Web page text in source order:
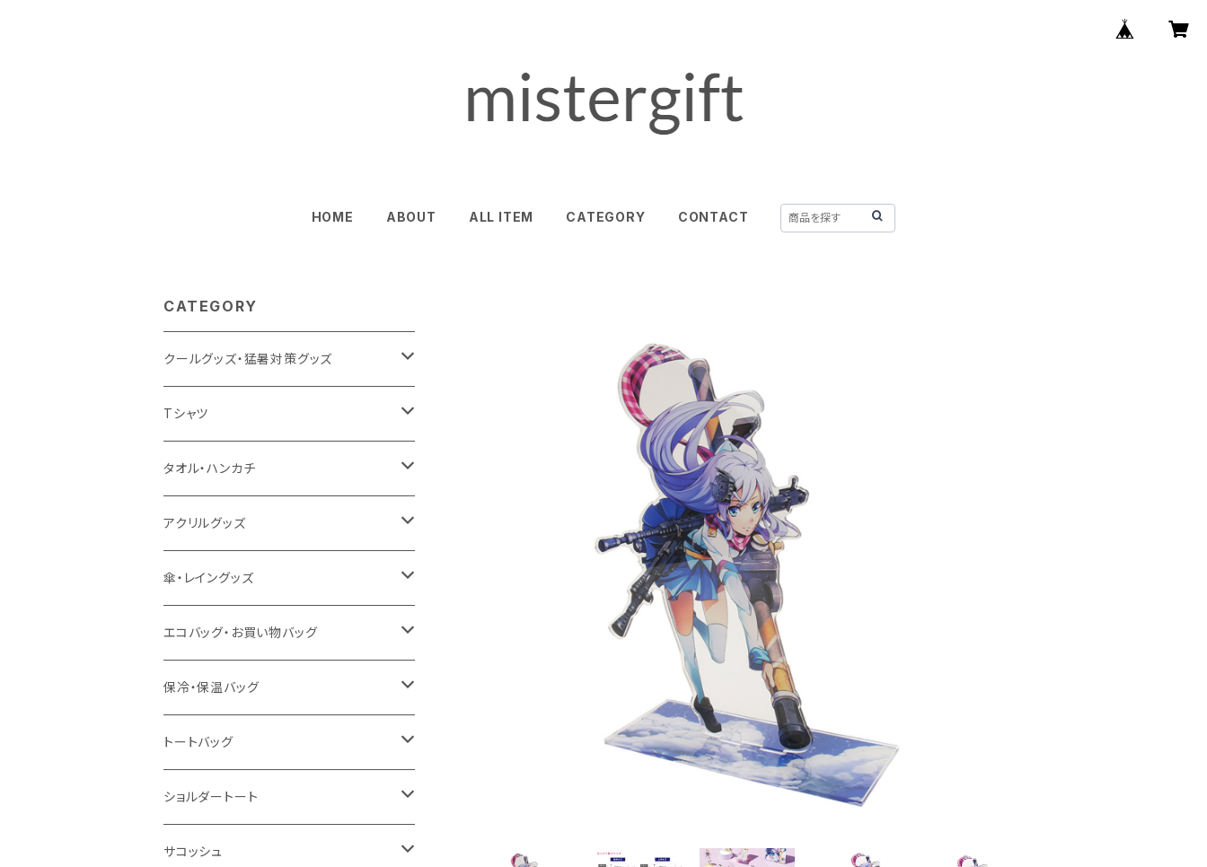
HOME ABOUT ALL ITEM CATEGORY CONTACT
CATEGORY
クールグッズ・猛暑対策グッズ
扇風機
うちわ
猛暑グッズ
冷感グッズ
Tシャツ
カスタムプリントTシャツ（国内プリント）
イージーオーダーTシャツ（海外生産）
タオル・ハンカチ
名入れタオル
今治タオル
泉州おくばりタオル
冷感タオル
ハンカチ
アクリルグッズ
キーホルダー
スタンド
バッジ
ライティングスタンド
アクリル雑貨
傘・レイングッズ
傘
ポンチョ
エコバッグ・お買い物バッグ
ポリエステル
フェアトレードコットン
ジュートコットン
キャンパス
保冷・保温バッグ
キャンパス
デニム
ポリエステル
トートバッグ
オーガニックコットン
シーチング
フェアトレードコットン
ショルダートート
オーガニックコットン
サコッシュ